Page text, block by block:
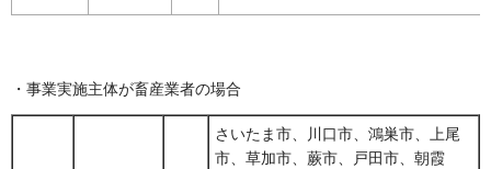
・事業実施主体が畜産業者の場合
さいたま市、川口市、鴻巣市、上尾
市、草加市、蕨市、戸田市、朝霞